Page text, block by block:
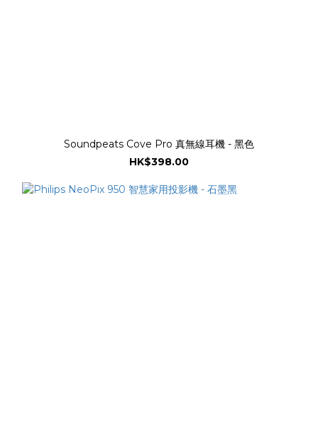
Soundpeats Cove Pro 真無線耳機 - 黑色
HK$398.00